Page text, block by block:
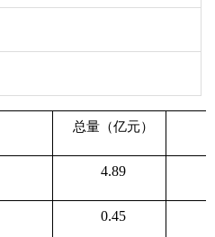
总量（亿元）
4.89
0.45